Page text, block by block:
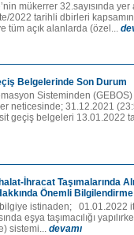
mükerrer 32.sayısında
2022 tarihli dbirleri
tüm açık alanlarda (özel...
Belgelerinde Son Durum
Sisteminden
neticesinde; 31.12.2021
geçiş belgeleri 13.01.2022
İhracat Taşımalarında
Önemli Bilgilendirme
bilgiye istinaden; 01.01.2022
eşya taşımacılığı
sistemi... devamı